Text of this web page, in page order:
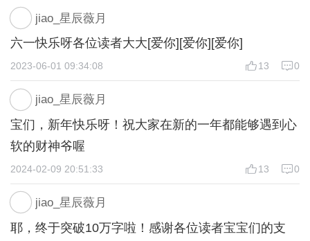
jiao_星辰薇月
六一快乐呀各位读者大大[爱你][爱你][爱你]
0
13
2023-06-01 09:34:08
jiao_星辰薇月
宝们，新年快乐呀！祝大家在新的一年都能够遇到心
软的财神爷喔
0
13
2024-02-09 20:51:33
jiao_星辰薇月
耶，终于突破10万字啦！感谢各位读者宝宝们的支